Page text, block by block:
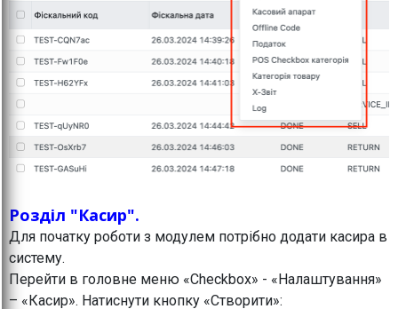
Розділ "Касир".
Для початку роботи з модулем потрібно додати касира в
систему.
Перейти в головне меню «Checkbox» - «Налаштування»
– «Касир». Натиснути кнопку «Створити»: